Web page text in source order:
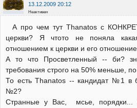
13.12.2009 20:12
Неактивен
А про чем тут Thanatos с
церкви? Я чтото не поняла
отношением к церкви и его
А то что Просветленный -- би?
требования строго на 50% меньше,
То есть Thanatos -- кандидат №1 в
№2?
Странные у Вас, мсье, порядки...